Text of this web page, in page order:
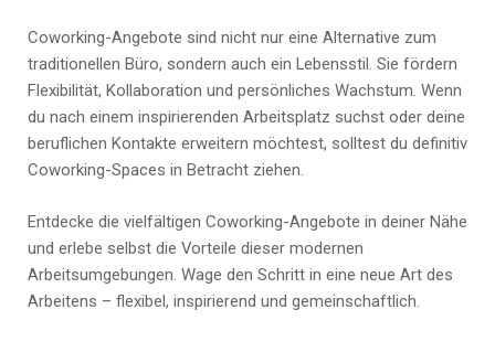
Coworking-Angebote sind nicht nur eine Alternative zum
traditionellen Büro, sondern auch ein Lebensstil. Sie fördern
Flexibilität, Kollaboration und persönliches Wachstum. Wenn
du nach einem inspirierenden Arbeitsplatz suchst oder deine
beruflichen Kontakte erweitern möchtest, solltest du definitiv
Coworking-Spaces in Betracht ziehen.
Entdecke die vielfältigen Coworking-Angebote in deiner Nähe
und erlebe selbst die Vorteile dieser modernen
Arbeitsumgebungen. Wage den Schritt in eine neue Art des
Arbeitens – flexibel, inspirierend und gemeinschaftlich.